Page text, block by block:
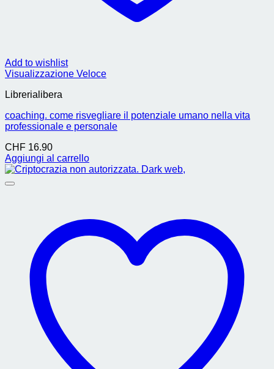
Add to wishlist
Visualizzazione Veloce
Librerialibera
coaching. come risvegliare il potenziale umano nella vita
professionale e personale
CHF 16.90
Aggiungi al carrello